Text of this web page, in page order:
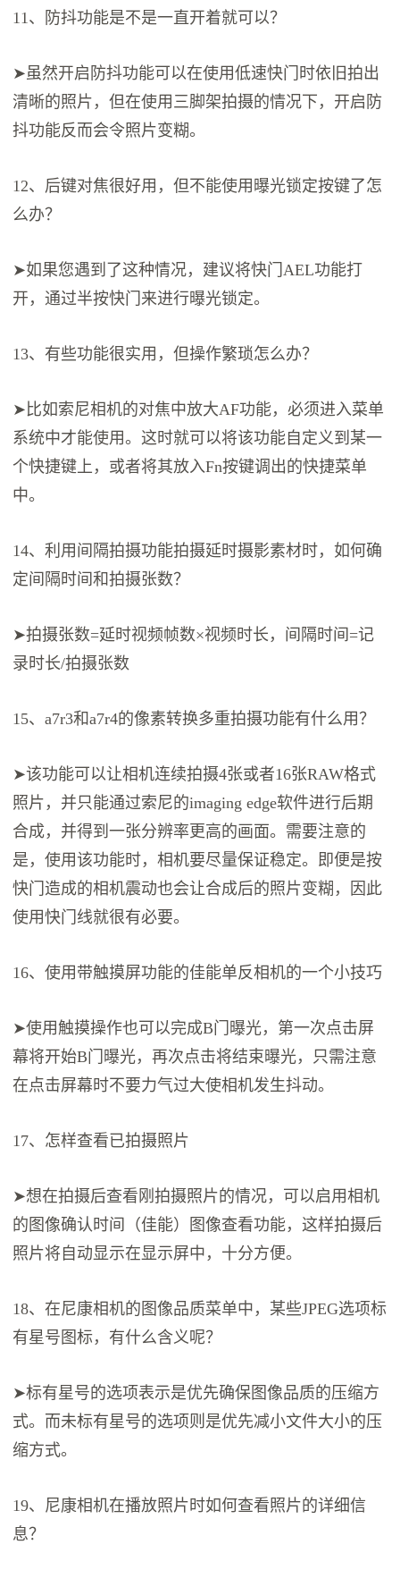
11、防抖功能是不是一直开着就可以？
➤虽然开启防抖功能可以在使用低速快门时依旧拍出
清晰的照片，但在使用三脚架拍摄的情况下，开启防
抖功能反而会令照片变糊。
12、后键对焦很好用，但不能使用曝光锁定按键了怎
么办？
➤如果您遇到了这种情况，建议将快门AEL功能打
开，通过半按快门来进行曝光锁定。
13、有些功能很实用，但操作繁琐怎么办？
➤比如索尼相机的对焦中放大AF功能，必须进入菜单
系统中才能使用。这时就可以将该功能自定义到某一
个快捷键上，或者将其放入Fn按键调出的快捷菜单
中。
14、利用间隔拍摄功能拍摄延时摄影素材时，如何确
定间隔时间和拍摄张数？
➤拍摄张数=延时视频帧数×视频时长，间隔时间=记
录时长/拍摄张数
15、a7r3和a7r4的像素转换多重拍摄功能有什么用？
➤该功能可以让相机连续拍摄4张或者16张RAW格式
照片，并只能通过索尼的imaging edge软件进行后期
合成，并得到一张分辨率更高的画面。需要注意的
是，使用该功能时，相机要尽量保证稳定。即便是按
快门造成的相机震动也会让合成后的照片变糊，因此
使用快门线就很有必要。
16、使用带触摸屏功能的佳能单反相机的一个小技巧
➤使用触摸操作也可以完成B门曝光，第一次点击屏
幕将开始B门曝光，再次点击将结束曝光，只需注意
在点击屏幕时不要力气过大使相机发生抖动。
17、怎样查看已拍摄照片
➤想在拍摄后查看刚拍摄照片的情况，可以启用相机
的图像确认时间（佳能）图像查看功能，这样拍摄后
照片将自动显示在显示屏中，十分方便。
18、在尼康相机的图像品质菜单中，某些JPEG选项标
有星号图标，有什么含义呢？
➤标有星号的选项表示是优先确保图像品质的压缩方
式。而未标有星号的选项则是优先减小文件大小的压
缩方式。
19、尼康相机在播放照片时如何查看照片的详细信
息？